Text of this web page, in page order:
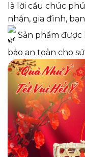
là lời cầu chúc
nhận, gia đình,
Sản phẩm được
bảo an toàn cho